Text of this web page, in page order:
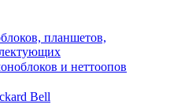
планшетов,
и неттоопов
Bell